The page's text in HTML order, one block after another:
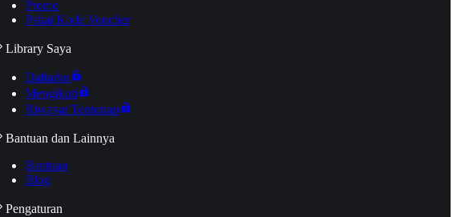
Promo
Pakai Kode Voucher
Library Saya
Daftarku
Mengikuti
Riwayat Tontonan
Bantuan dan Lainnya
Bantuan
Blog
Pengaturan